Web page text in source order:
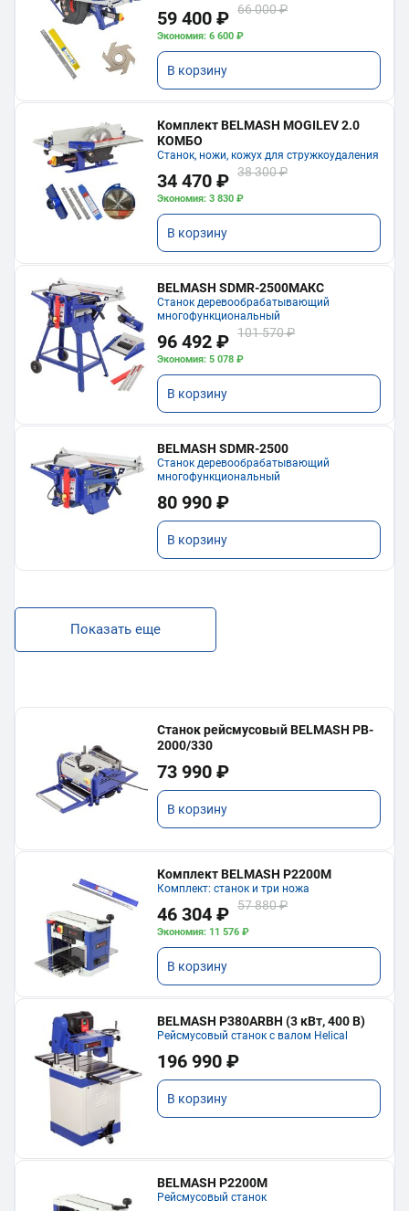
59 400 ₽ 66 000 ₽
Экономия: 6 600 ₽
В корзину
Комплект BELMASH MOGILEV 2.0
КОМБО
Станок, ножи, кожух для стружкоудаления
34 470 ₽ 38 300 ₽
Экономия: 3 830 ₽
В корзину
BELMASH SDMR-2500МАКС
Станок деревообрабатывающий
многофункциональный
96 492 ₽ 101 570 ₽
Экономия: 5 078 ₽
В корзину
BELMASH SDMR-2500
Станок деревообрабатывающий
многофункциональный
80 990 ₽
В корзину
Показать еще
Станок рейсмусовый BELMASH PB-
2000/330
73 990 ₽
В корзину
Комплект BELMASH P2200M
Комплект: станок и три ножа
46 304 ₽ 57 880 ₽
Экономия: 11 576 ₽
В корзину
BELMASH P380ARBH (3 кВт, 400 В)
Рейсмусовый станок с валом Helical
196 990 ₽
В корзину
BELMASH P2200M
Рейсмусовый станок